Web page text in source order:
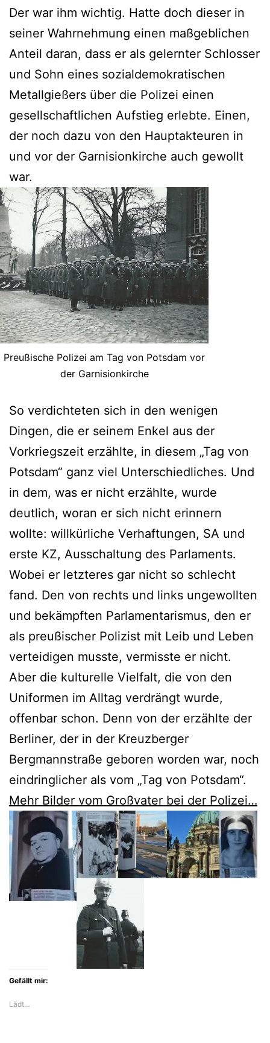
Der war ihm wichtig. Hatte doch dieser in
seiner Wahrnehmung einen maßgeblichen
Anteil daran, dass er als gelernter Schlosser
und Sohn eines sozialdemokratischen
Metallgießers über die Polizei einen
gesellschaftlichen Aufstieg erlebte. Einen,
der noch dazu von den Hauptakteuren in
und vor der Garnisionkirche auch gewollt
war.
Preußische Polizei am Tag von Potsdam vor
der Garnisionkirche
So verdichteten sich in den wenigen
Dingen, die er seinem Enkel aus der
Vorkriegszeit erzählte, in diesem „Tag von
Potsdam“ ganz viel Unterschiedliches. Und
in dem, was er nicht erzählte, wurde
deutlich, woran er sich nicht erinnern
wollte: willkürliche Verhaftungen, SA und
erste KZ, Ausschaltung des Parlaments.
Wobei er letzteres gar nicht so schlecht
fand. Den von rechts und links ungewollten
und bekämpften Parlamentarismus, den er
als preußischer Polizist mit Leib und Leben
verteidigen musste, vermisste er nicht.
Aber die kulturelle Vielfalt, die von den
Uniformen im Alltag verdrängt wurde,
offenbar schon. Denn von der erzählte der
Berliner, der in der Kreuzberger
Bergmannstraße geboren worden war, noch
eindringlicher als vom „Tag von Potsdam“.
Mehr Bilder vom Großvater bei der Polizei…
Gefällt mir:
Lädt…